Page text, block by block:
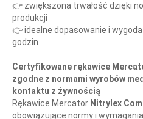
👉 zwiększona trwałość dzięki
produkcji
👉 idealne dopasowanie i
godzin
Certyfikowane rękawice
zgodne z normami wyrobów
kontaktu z żywnością
Rękawice Mercator Nitrylex
obowiązujące normy i